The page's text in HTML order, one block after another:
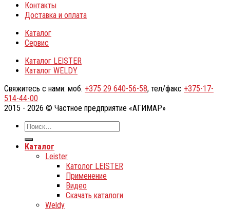
Контакты
Доставка и оплата
Каталог
Сервис
Каталог LEISTER
Каталог WELDY
Свяжитесь с нами: моб. +375 29 640-56-58, тел/факс +375-17-
514-44-00
2015 - 2026 © Частное предприятие «АГИМАР»
Каталог
Leister
Католог LEISTER
Применение
Видео
Скачать каталоги
Weldy